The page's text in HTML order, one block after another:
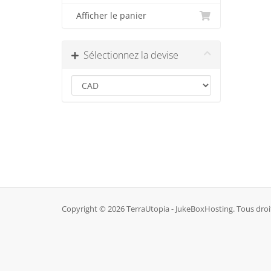
Afficher le panier
Sélectionnez la devise
Copyright © 2026 TerraUtopia - JukeBoxHosting. Tous